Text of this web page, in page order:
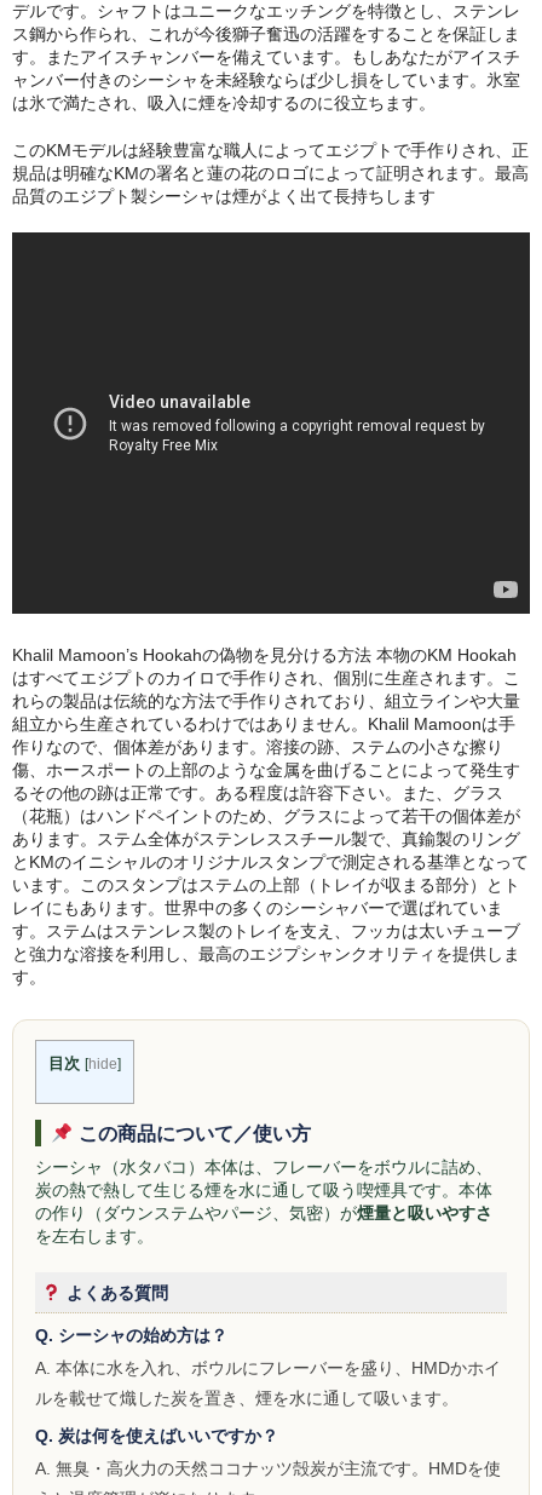
НА ГРАНИ (NA GRANI)
SHISHABUCKS
Oduman
Kaloud
NOMAD
ボウル(ハガル）
シーシャフレーバー
ChillCloud(チルクラウド）
AL FAKHER(アルファーヘル）
オデュマン
Cobra Blanc
Eternal Smoke
FML
FUMARI
Ugly
NirvanaSuperShisha
SEBERO
SPLIT
Azure
デルです。シャフトはユニークなエッチングを特徴とし、ステンレ
ス鋼から作られ、これが今後獅子奮迅の活躍をすることを保証しま
す。またアイスチャンバーを備えています。もしあなたがアイスチ
ャンバー付きのシーシャを未経験ならば少し損をしています。氷室
は氷で満たされ、吸入に煙を冷却するのに役立ちます。
このKMモデルは経験豊富な職人によってエジプトで手作りされ、正
規品は明確なKMの署名と蓮の花のロゴによって証明されます。最高
品質のエジプト製シーシャは煙がよく出て長持ちします
Khalil Mamoon’s Hookahの偽物を見分ける方法 本物のKM Hookah
はすべてエジプトのカイロで手作りされ、個別に生産されます。こ
れらの製品は伝統的な方法で手作りされており、組立ラインや大量
組立から生産されているわけではありません。Khalil Mamoonは手
作りなので、個体差があります。溶接の跡、ステムの小さな擦り
傷、ホースポートの上部のような金属を曲げることによって発生す
るその他の跡は正常です。ある程度は許容下さい。また、グラス
（花瓶）はハンドペイントのため、グラスによって若干の個体差が
あります。ステム全体がステンレススチール製で、真鍮製のリング
とKMのイニシャルのオリジナルスタンプで測定される基準となって
います。このスタンプはステムの上部（トレイが収まる部分）とト
レイにもあります。世界中の多くのシーシャバーで選ばれていま
す。ステムはステンレス製のトレイを支え、フッカは太いチューブ
と強力な溶接を利用し、最高のエジプシャンクオリティを提供しま
す。
目次 [hide]
この商品について／使い方
シーシャ（水タバコ）本体は、フレーバーをボウルに詰め、
炭の熱で熱して生じる煙を水に通して吸う喫煙具です。本体
の作り（ダウンステムやパージ、気密）が煙量と吸いやすさ
を左右します。
よくある質問
Q. シーシャの始め方は？
A. 本体に水を入れ、ボウルにフレーバーを盛り、HMDかホイ
ルを載せて熾した炭を置き、煙を水に通して吸います。
Q. 炭は何を使えばいいですか？
A. 無臭・高火力の天然ココナッツ殻炭が主流です。HMDを使